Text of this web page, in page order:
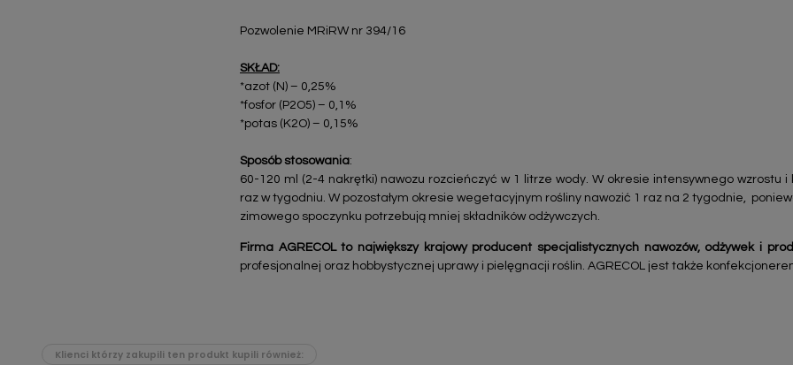
Pozwolenie MRiRW nr 394/16
SKŁAD:
*azot (N) – 0,25%
*fosfor (P2O5) – 0,1%
*potas (K2O) – 0,15%
Sposób stosowania:
60-120 ml (2-4 nakrętki) nawozu rozcieńczyć w 1 litrze wody. W okresie intensywnego wzrostu i
raz w tygodniu. W pozostałym okresie wegetacyjnym rośliny nawozić 1 raz na 2 tygodnie,
zimowego spoczynku potrzebują mniej składników odżywczych.
Firma AGRECOL to największy krajowy producent specjalistycznych nawozów, odżywek i
profesjonalnej oraz hobbystycznej uprawy i pielęgnacji roślin. AGRECOL jest także
Klienci którzy zakupili ten produkt kupili również: